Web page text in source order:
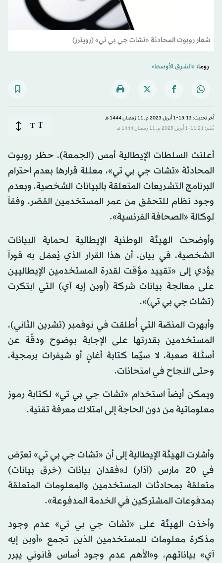
شعار روبوت المحادثة «تشات جي بي تي» (رويترز)
روما:«الشرق الأوسط»
آخر تحديث: 13:13-1 أبريل 2023 م ـ 11 رَمضان 1444 هـ
نُشر: 11:21-1 أبريل 2023 م ـ 11 رَمضان 1444 هـ
T
T
أعلنت السلطات الإيطالية أمس (الجمعة)، حظر روبوت
المحادثة «تشات جي بي تي»، معللة قرارها بعدم احترام
البرنامج التشريعات المتعلقة بالبيانات الشخصية، وبعدم
وجود نظام للتحقق من عمر المستخدمين القصّر، وفقاً
لوكالة «الصحافة الفرنسية».
وأوضحت الهيئة الوطنية الإيطالية لحماية البيانات
الشخصية، في بيان، أن هذا القرار الذي يُعمَل به فوراً
يؤدي إلى «تقييد مؤقت لقدرة المستخدمين الإيطاليين
على معالجة بيانات شركة (أوبن إيه آي) التي ابتكرت
(تشات جي بي تي)».
وأبهرت المنصّة التي أُطلقت في نوفمبر (تشرين الثاني)،
المستخدمين بقدرتها على الإجابة بوضوح ودقّة عن
أسئلة صعبة، لا سيّما كتابة أغانٍ أو شيفرات برمجية،
وحتى النجاح في امتحانات.
ويمكن أيضاً استخدام «تشات جي بي تي» لكتابة رموز
معلوماتية من دون الحاجة إلى امتلاك معرفة تقنية.
وأشارت الهيئة الإيطالية إلى أن «تشات جي بي تي» تعرّض
في 20 مارس (آذار) لـ«فقدان بيانات (خرق بيانات)
متعلقة بمحادثات المستخدمين والمعلومات المتعلقة
بمدفوعات المشتركين في الخدمة المدفوعة».
وأخذت الهيئة على «تشات جي بي تي» عدم وجود
مذكرة معلومات للمستخدمين الذين تجمع «أوبن إيه
آي» بياناتهم، و«الأهم عدم وجود أساس قانوني يبرر